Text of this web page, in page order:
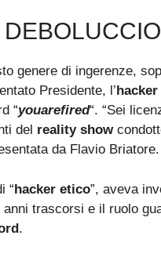
genere di ingerenze,
Presidente, l’
“youarefired“. “Sei
del reality show
da Flavio Briatore.
“hacker etico”, aveva
trascorsi e il ruolo
.